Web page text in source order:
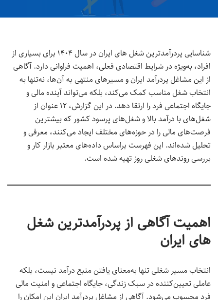
شناسایی پردرآمدترین شغل های ایران در سال ۱۴۰۴ برای بسیاری از
افراد، به‌ویژه در شرایط اقتصادی فعلی، اهمیت فراوانی دارد. آگاهی
از این مشاغل پردرآمد ایران و مسیرهای منتهی به آن‌ها، نه‌تنها به
انتخاب شغل مناسب کمک می‌کند، بلکه می‌تواند آینده مالی و
جایگاه اجتماعی فرد را ارتقا دهد. در این گزارش، ۱۲ عنوان از
شغل‌های با درآمد بالا و شغل‌های پرسود کشور که بیشترین
فرصت‌های مالی را در حوزه‌های مختلف ایجاد می‌کنند، معرفی و
تحلیل شده‌اند. این فهرست براساس داده‌های معتبر بازار کار و
بررسی روندهای شغلی روز تهیه شده است.
اهمیت آگاهی از پردرآمدترین شغل
های ایران
انتخاب مسیر شغلی تنها به‌معنای یافتن منبع درآمد نیست، بلکه
عاملی تعیین‌کننده در سبک زندگی، جایگاه اجتماعی و امنیت مالی
فرد محسوب می‌شود. آگاهی از مشاغل پردرآمد ایران این امکان را